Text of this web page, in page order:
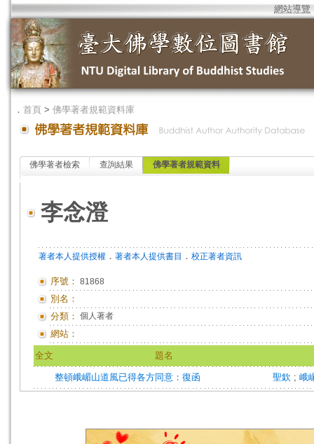
網站導覽
． 首頁 > 佛學著者規範資料庫
佛學著者檢索 查詢結果 佛學著者規範資料
李念澄
著者本人提供授權 ． 著者本人提供書目 ． 校正著者資訊
序號： 81868
別名：
分類： 個人著者
網站：
全文 題名
整頓峨嵋山道風已得各方同意：復函 聖欽 ; 峨